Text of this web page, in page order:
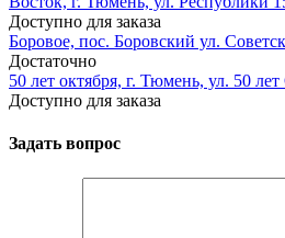
Доступно для заказа
Боровое, пос. Боровский ул.
Достаточно
50 лет октября, г. Тюмень, ул. 50
Доступно для заказа
Задать вопрос